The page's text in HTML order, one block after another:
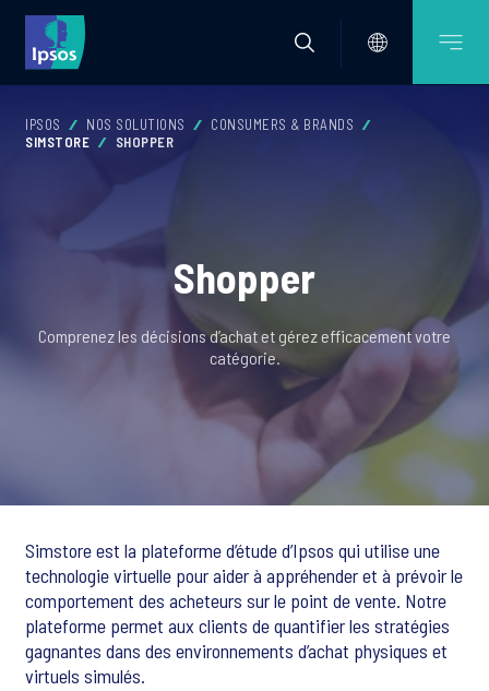
IPSOS NOS SOLUTIONS
CONSUMERS & BRANDS
SIMSTORE
SHOPPER
Shopper
Comprenez les décisions d’achat et gérez efficacement votre
catégorie.
Simstore est la plateforme d’étude d’Ipsos qui utilise une
technologie virtuelle pour aider à appréhender et à prévoir le
comportement des acheteurs sur le point de vente. Notre
plateforme permet aux clients de quantifier les stratégies
gagnantes dans des environnements d’achat physiques et
virtuels simulés.